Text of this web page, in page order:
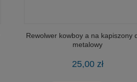
Rewolwer kowboy a na kapiszony
metalowy
25,00 zł